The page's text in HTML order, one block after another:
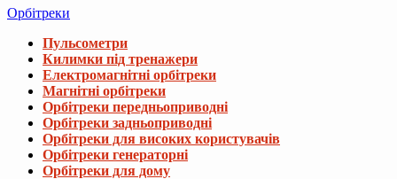
Орбітреки
Пульсометри
Килимки під тренажери
Електромагнітні орбітреки
Магнітні орбітреки
Орбітреки передньоприводні
Орбітреки задньоприводні
Орбітреки для високих користувачів
Орбітреки генераторні
Орбітреки для дому